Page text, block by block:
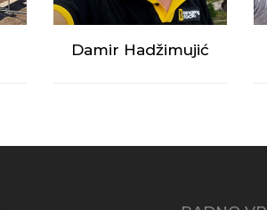
Projekt manager za
Damir Hadžimujić